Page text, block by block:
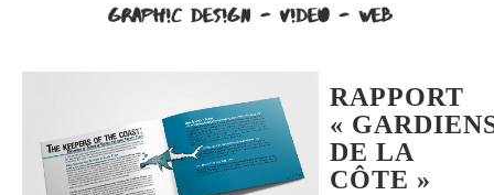
RAPPORT
«
DE LA
CÔTE »